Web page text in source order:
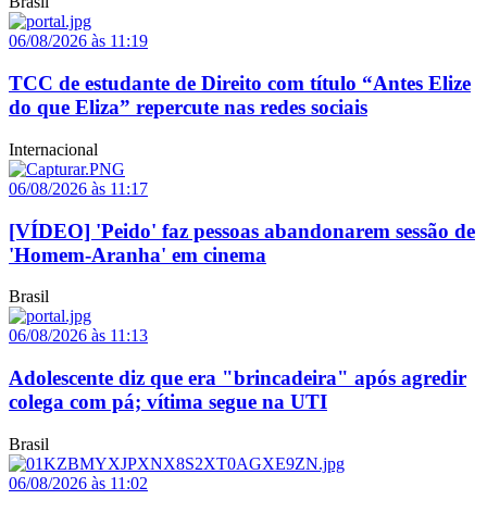
06/08/2026 às 11:19
TCC de estudante de Direito com título “Antes Elize
do que Eliza” repercute nas redes sociais
Internacional
06/08/2026 às 11:17
[VÍDEO] 'Peido' faz pessoas abandonarem sessão de
'Homem-Aranha' em cinema
Brasil
06/08/2026 às 11:13
Adolescente diz que era "brincadeira" após agredir
colega com pá; vítima segue na UTI
Brasil
06/08/2026 às 11:02